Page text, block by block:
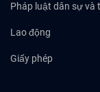
Pháp luật dân sự và
Lao động
Giấy phép